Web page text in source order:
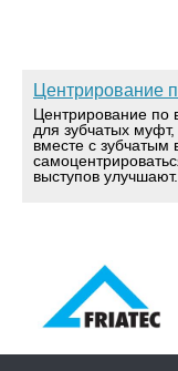
Центрирование
Центрирование по
для зубчатых
вместе с
выступов улучшают...